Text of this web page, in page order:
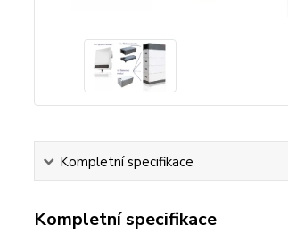
Kompletní specifikace
Kompletní specifikace